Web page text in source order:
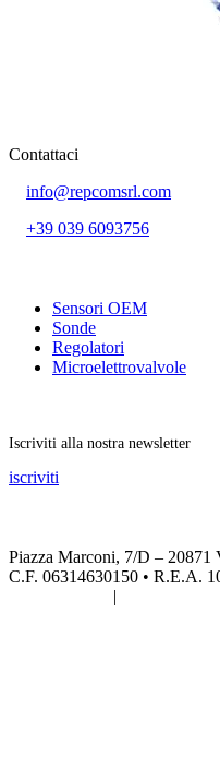
Contattaci
info@repcomsrl.com
+39 039 6093756
Sensori OEM
Sonde
Regolatori
Microelettrovalvole
Iscriviti alla nostra newsletter
iscriviti
Piazza Marconi, 7/D – 20871
C.F. 06314630150 • R.E.A.
|